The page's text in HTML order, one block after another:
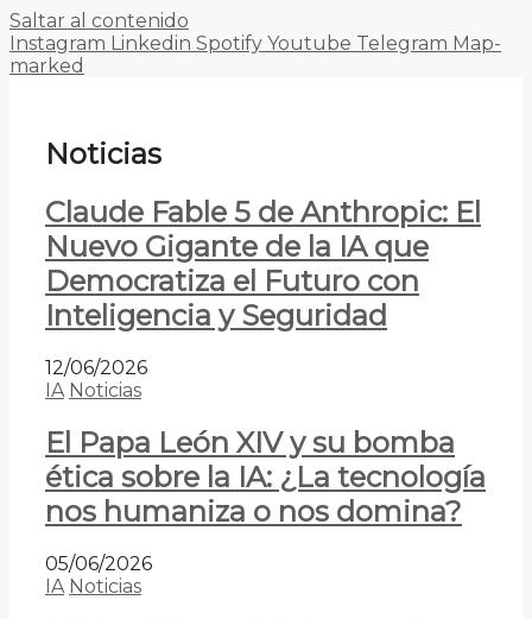
Saltar al contenido
Instagram Linkedin Spotify Youtube Telegram Map-
marked
Noticias
Claude Fable 5 de Anthropic: El
Nuevo Gigante de la IA que
Democratiza el Futuro con
Inteligencia y Seguridad
12/06/2026
IA Noticias
El Papa León XIV y su bomba
ética sobre la IA: ¿La tecnología
nos humaniza o nos domina?
05/06/2026
IA Noticias